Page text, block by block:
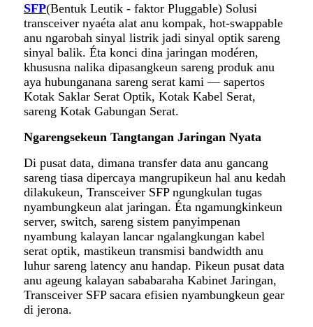
SFP(Bentuk Leutik - faktor Pluggable) Solusi
transceiver nyaéta alat anu kompak, hot-swappable
anu ngarobah sinyal listrik jadi sinyal optik sareng
sinyal balik. Éta konci dina jaringan modéren,
khususna nalika dipasangkeun sareng produk anu
aya hubunganana sareng serat kami — sapertos
Kotak Saklar Serat Optik, Kotak Kabel Serat,
sareng Kotak Gabungan Serat.
Ngarengsekeun Tangtangan Jaringan Nyata
Di pusat data, dimana transfer data anu gancang
sareng tiasa dipercaya mangrupikeun hal anu kedah
dilakukeun, Transceiver SFP ngungkulan tugas
nyambungkeun alat jaringan. Éta ngamungkinkeun
server, switch, sareng sistem panyimpenan
nyambung kalayan lancar ngalangkungan kabel
serat optik, mastikeun transmisi bandwidth anu
luhur sareng latency anu handap. Pikeun pusat data
anu ageung kalayan sababaraha Kabinet Jaringan,
Transceiver SFP sacara efisien nyambungkeun gear
di jerona.